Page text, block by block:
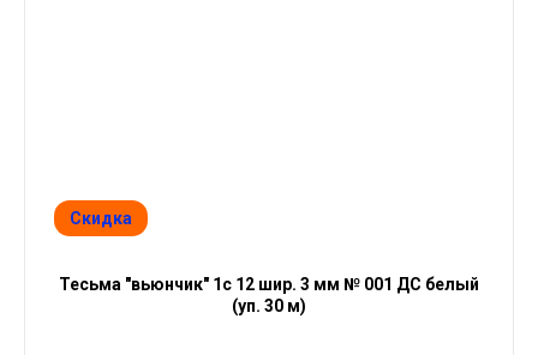
Скидка
Тесьма "вьюнчик" 1с 12 шир. 3 мм № 001 ДС белый
(уп. 30 м)